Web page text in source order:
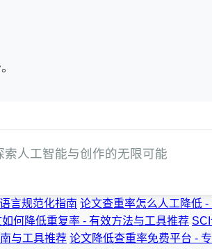
人工智能与创作的无限可能
言规范化指南 论文查重率怎么人工降低
何降低重复率 - 有效方法与工具推荐
与工具推荐 论文降低查重率免费平台 -